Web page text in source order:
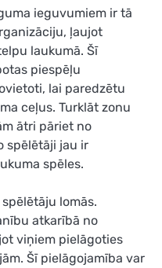
ieguvumiem ir tā
ļaujot
laukumā. Šī
piespēļu
lai paredzētu
ceļus. Turklāt zonu
ātri pāriet no
spēlētāji jau ir
spēles.
lomās.
atkarībā no
viņiem pielāgoties
Šī pielāgojamība var